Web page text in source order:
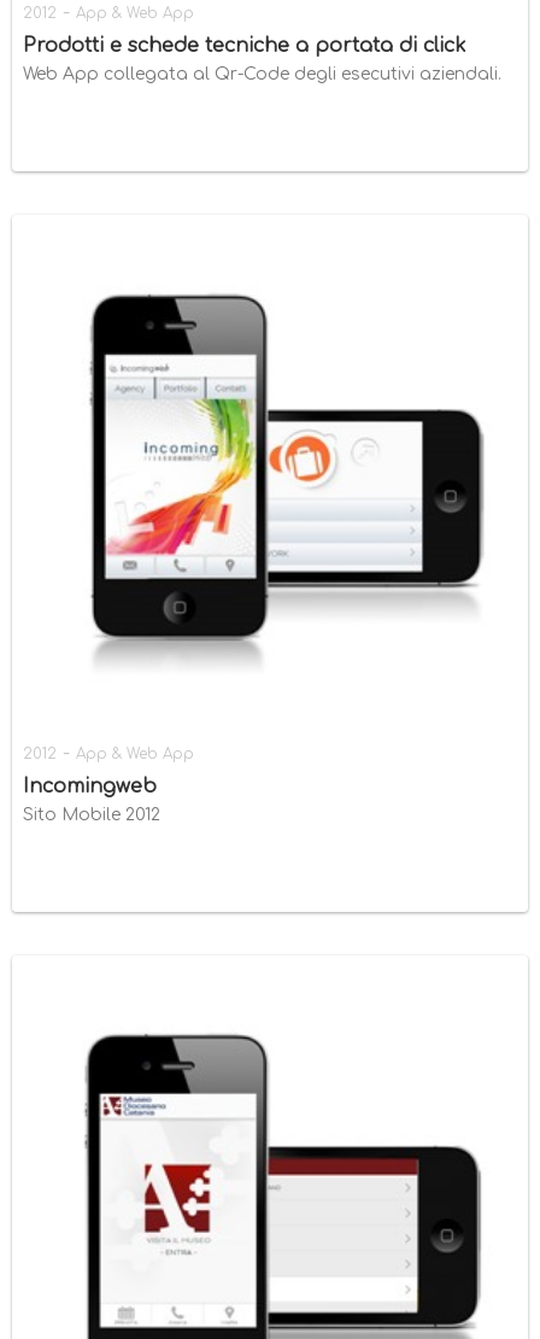
2012 - App & Web App
Prodotti e schede tecniche a portata di click
Web App collegata al Qr-Code degli esecutivi aziendali.
2012 - App & Web App
Incomingweb
Sito Mobile 2012